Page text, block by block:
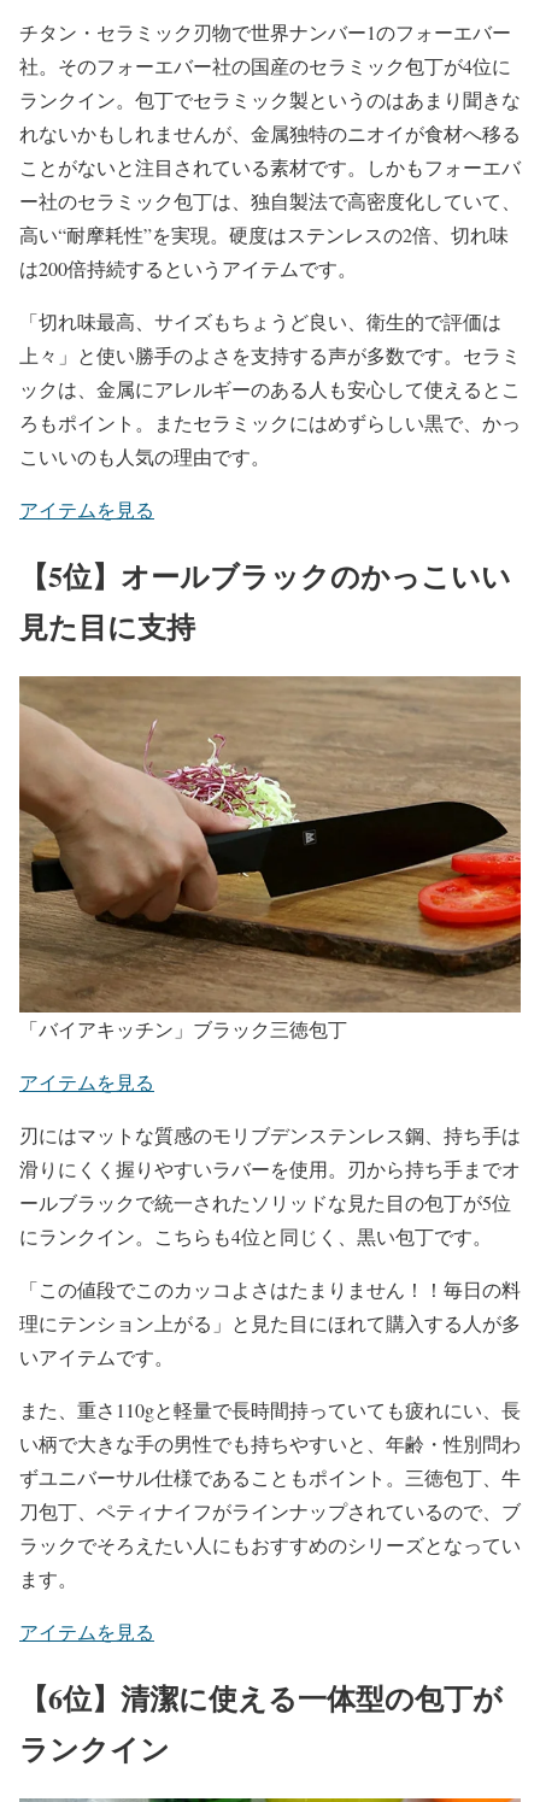
チタン・セラミック刃物で世界ナンバー1のフォーエバー
社。そのフォーエバー社の国産のセラミック包丁が4位に
ランクイン。包丁でセラミック製というのはあまり聞きな
れないかもしれませんが、金属独特のニオイが食材へ移る
ことがないと注目されている素材です。しかもフォーエバ
ー社のセラミック包丁は、独自製法で高密度化していて、
高い“耐摩耗性”を実現。硬度はステンレスの2倍、切れ味
は200倍持続するというアイテムです。
「切れ味最高、サイズもちょうど良い、衛生的で評価は
上々」と使い勝手のよさを支持する声が多数です。セラミ
ックは、金属にアレルギーのある人も安心して使えるとこ
ろもポイント。またセラミックにはめずらしい黒で、かっ
こいいのも人気の理由です。
アイテムを見る
【5位】オールブラックのかっこいい
見た目に支持
「バイアキッチン」ブラック三徳包丁
アイテムを見る
刃にはマットな質感のモリブデンステンレス鋼、持ち手は
滑りにくく握りやすいラバーを使用。刃から持ち手までオ
ールブラックで統一されたソリッドな見た目の包丁が5位
にランクイン。こちらも4位と同じく、黒い包丁です。
「この値段でこのカッコよさはたまりません！！毎日の料
理にテンション上がる」と見た目にほれて購入する人が多
いアイテムです。
また、重さ110gと軽量で長時間持っていても疲れにい、長
い柄で大きな手の男性でも持ちやすいと、年齢・性別問わ
ずユニバーサル仕様であることもポイント。三徳包丁、牛
刀包丁、ペティナイフがラインナップされているので、ブ
ラックでそろえたい人にもおすすめのシリーズとなってい
ます。
アイテムを見る
【6位】清潔に使える一体型の包丁が
ランクイン